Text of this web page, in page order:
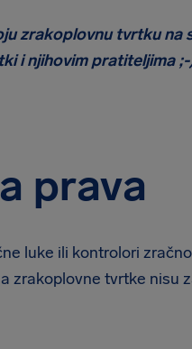
zrakoplovnu tvrtku na
i njihovim pratiteljima
prava
luke ili kontrolori
zrakoplovne tvrtke nisu